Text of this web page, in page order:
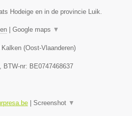
Hodeige en in de provincie Luik.
Google maps ▼
Kalken (Oost-Vlaanderen)
, BTW-nr: BE0747468637
Screenshot ▼